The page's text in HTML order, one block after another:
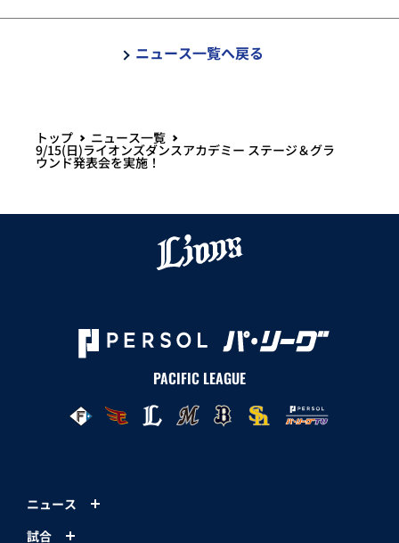
ニュース一覧へ戻る
トップ ニュース一覧
9/15(日)ライオンズダンスアカデミー ステージ＆グラ
ウンド発表会を実施！
PACIFIC LEAGUE
ニュース
試合